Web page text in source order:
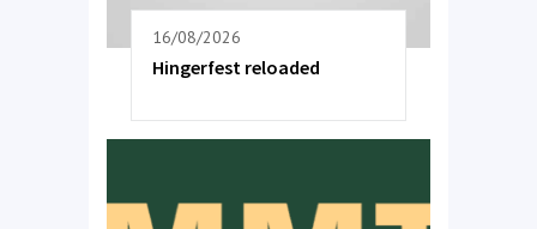
16/08/2026
Hingerfest reloaded